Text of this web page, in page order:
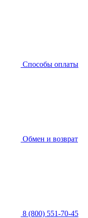
Способы оплаты
Обмен и возврат
8 (800) 551-70-45